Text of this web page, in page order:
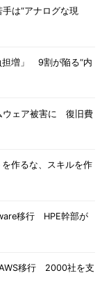
は“アナログな現
担増」 9割が陥る“内
ウェア被害に 復旧費
作るな、スキルを作
移行 HPE幹部が
AWS移行 2000社を支